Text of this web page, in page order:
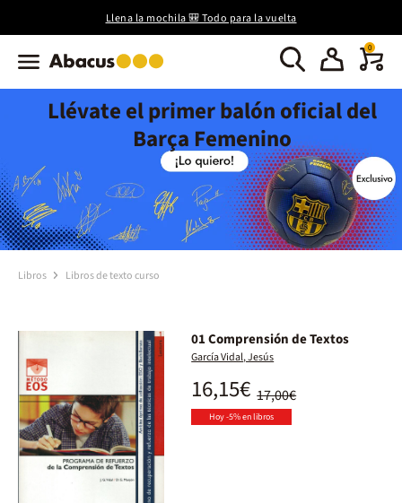
Llena la mochila 🎒 Todo para la vuelta
0
Llévate el primer balón oficial del
Barça Femenino
Libros Libros de texto curso
01 Comprensión de Textos
García Vidal, Jesús
17,00€
16,15€
Hoy -5% en libros